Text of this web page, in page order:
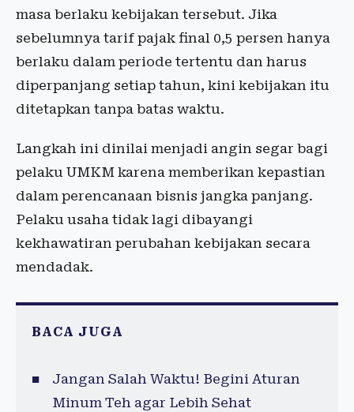
masa berlaku kebijakan tersebut. Jika
sebelumnya tarif pajak final 0,5 persen hanya
berlaku dalam periode tertentu dan harus
diperpanjang setiap tahun, kini kebijakan itu
ditetapkan tanpa batas waktu.
Langkah ini dinilai menjadi angin segar bagi
pelaku UMKM karena memberikan kepastian
dalam perencanaan bisnis jangka panjang.
Pelaku usaha tidak lagi dibayangi
kekhawatiran perubahan kebijakan secara
mendadak.
BACA JUGA
Jangan Salah Waktu! Begini Aturan
Minum Teh agar Lebih Sehat